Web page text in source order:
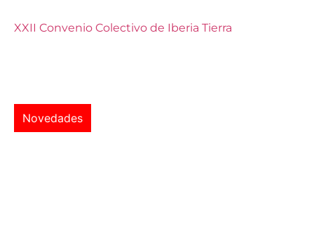
XXII Convenio Colectivo de Iberia Tierra
Novedades